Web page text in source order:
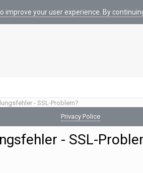
your user experience. By
- SSL-Problem?
Privacy Police
- SSL-